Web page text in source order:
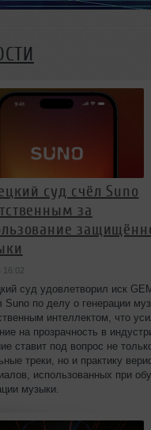
суд счёл Suno
за
16:02
суд удовлетворил иск
Suno по делу о генерации
интеллектом, что
на прозрачность в
ставит под вопрос не
треки, но и практику
использованных при
музыки.